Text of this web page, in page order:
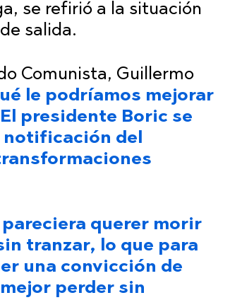
se refirió a la situación
salida.
Comunista, Guillermo
le podríamos mejorar
presidente Boric se
notificación del
querer morir
tranzar, lo que para
una convicción de
perder sin